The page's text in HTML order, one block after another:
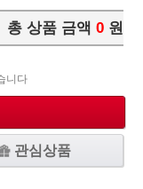
총 상품 금액 0 원
니다
관심상품